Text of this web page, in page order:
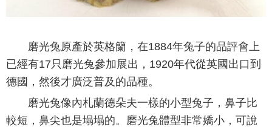
磨光兔原產於英格籣，在1884年兔子的品評會上
已經有17只磨光兔參加展出，1920年代從英國出口到
德國，然後才廣泛普及的品種。
磨光兔像內札蘭德朵夫一樣的小型兔子，鼻子比
較短，鼻尖也是塌塌的。磨光兔體型非常嬌小，可說